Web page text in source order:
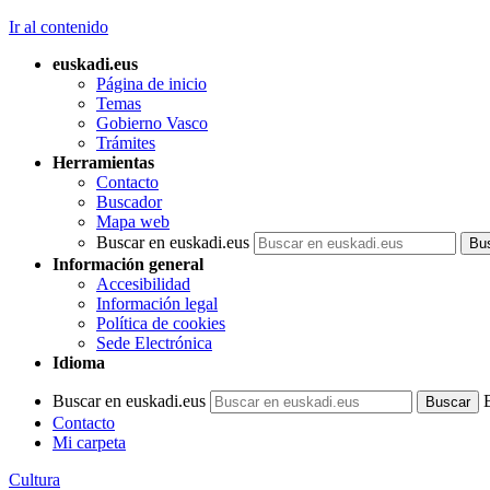
Ir al contenido
euskadi.eus
Página de inicio
Temas
Gobierno Vasco
Trámites
Herramientas
Contacto
Buscador
Mapa web
Buscar en euskadi.eus
Información general
Accesibilidad
Información legal
Política de cookies
Sede Electrónica
Idioma
Buscar en euskadi.eus
Contacto
Mi carpeta
Cultura